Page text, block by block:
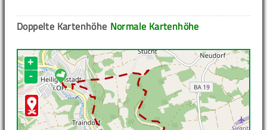
Normale Kartenhöhe
Doppelte Kartenhöhe
+
-